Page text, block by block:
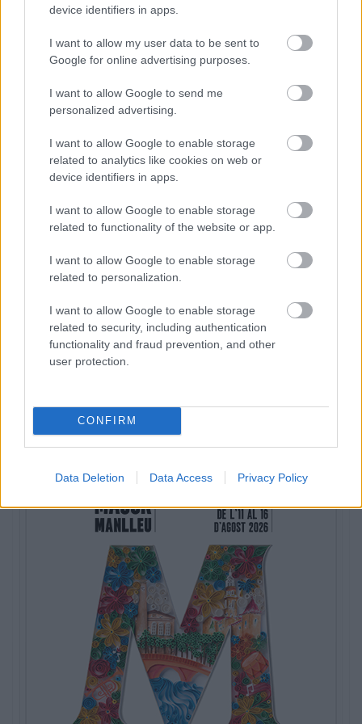
device identifiers in apps.
I want to allow my user data to be sent to
Google for online advertising purposes.
I want to allow Google to send me
personalized advertising.
I want to allow Google to enable storage
related to analytics like cookies on web or
device identifiers in apps.
I want to allow Google to enable storage
related to functionality of the website or app.
I want to allow Google to enable storage
related to personalization.
I want to allow Google to enable storage
related to security, including authentication
functionality and fraud prevention, and other
user protection.
CONFIRM
Data Deletion Data Access Privacy Policy
HOQUEI PLATA:
CP Manlleu - CP Vilafranca.
Dissabte a les 16:05 h. Partit d'anada eliminatòria
d'ascens a OK Lliga
HOQUEI FEMENÍ: CH Sant Jordi - Manlleu B.
Dijous a les 22 h. Segon partit playout Nacional
Catalana Femenina
HOQUEI FEMENÍ: Manlleu B - CH Sant Jordi.
Dissabte a les 20:45 h. Tercer partit playout
Nacional Catalana Femenina (es jugaria en el cas
que el Sant Jordi guanyés el segon partit).
ETIQUETES: